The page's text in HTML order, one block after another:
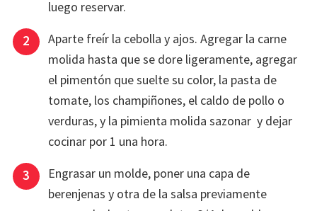
luego reservar.
Aparte freír la cebolla y ajos. Agregar la carne
molida hasta que se dore ligeramente, agregar
el pimentón que suelte su color, la pasta de
tomate, los champiñones, el caldo de pollo o
verduras, y la pimienta molida sazonar y dejar
cocinar por 1 una hora.
Engrasar un molde, poner una capa de
berenjenas y otra de la salsa previamente